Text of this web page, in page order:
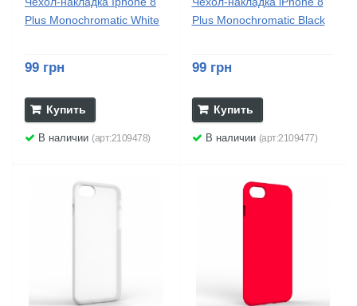
Plus Monochromatic White
99 грн
Купить
В наличии (арт:2109478)
Plus Monochromatic Black
99 грн
Купить
В наличии (арт:2109477)